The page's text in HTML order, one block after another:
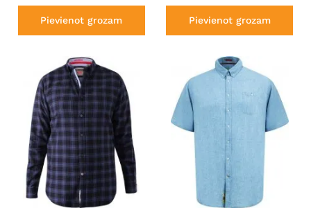
Pievienot grozam Pievienot grozam